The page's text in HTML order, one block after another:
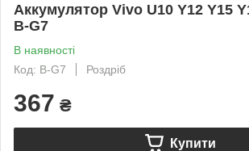
Аккумулятор Vivo U10 Y12 Y15
B-G7
В наявності
Код: B-G7
Роздріб
367 ₴
Купити